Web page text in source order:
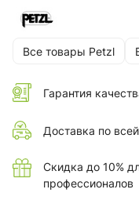
Все товары Petzl
Гарантия
Доставка по
Скидка до 10%
профессионалов